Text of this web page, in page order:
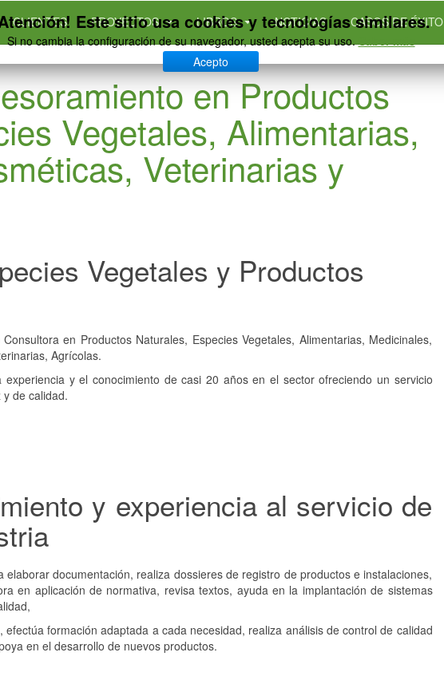
CLIENTES PROYECTOS LIBROS NOTICIAS CASOS DE ÉXITO
en Productos
Vegetales, Alimentarias,
Veterinarias y
Vegetales y Productos
en Productos Naturales, Especies Vegetales, Alimentarias, Medicinales,
Agrícolas.
experiencia y el conocimiento de casi 20 años en el sector ofreciendo un servicio
de calidad.
y experiencia al servicio de
elaborar documentación, realiza dossieres de registro de productos e instalaciones,
en aplicación de normativa, revisa textos, ayuda en la implantación de sistemas
efectúa formación adaptada a cada necesidad, realiza análisis de control de calidad
en el desarrollo de nuevos productos.
Este sitio usa cookies y tecnologías similares.
Si no cambia la configuración de su navegador, usted acepta su uso.Saber más
Acepto